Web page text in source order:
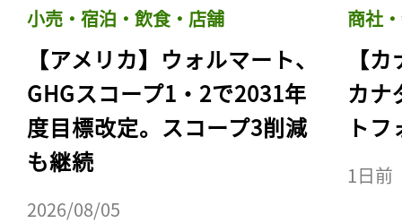
小売・宿泊・飲食・店舗
【アメリカ】ウォルマート、
GHGスコープ1・2で2031年
度目標改定。スコープ3削減
も継続
2026/08/05
商社
【
カナ
ト
1日前